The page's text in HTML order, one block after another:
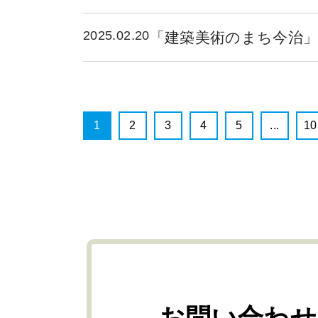
2025.02.20 「建築美術のまち今治
1 2 3 4 5 ... 10